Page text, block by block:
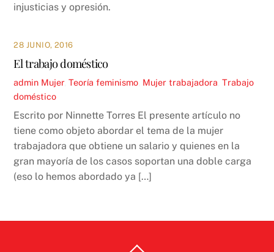
injusticias y opresión.
28 JUNIO, 2016
El trabajo doméstico
admin Mujer,Teoría feminismo Mujer trabajadora ,Trabajo
doméstico
Escrito por Ninnette Torres El presente artículo no
tiene como objeto abordar el tema de la mujer
trabajadora que obtiene un salario y quienes en la
gran mayoría de los casos soportan una doble carga
(eso lo hemos abordado ya […]